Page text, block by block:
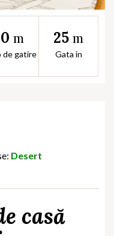
m
de gatire
25 m
Gata in
Desert
casă